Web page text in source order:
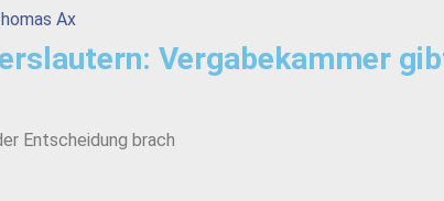
Ax
Vergabekammer
Entscheidung brach